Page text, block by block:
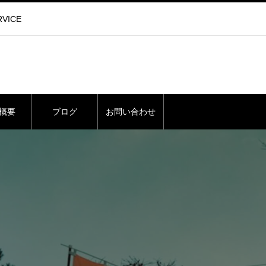
要 ブログ お問い合わせ